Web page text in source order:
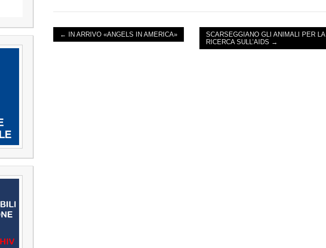
← IN ARRIVO «ANGELS IN AMERICA»
SCARSEGGIANO GLI ANIMALI PER LA
RICERCA SULL’AIDS →